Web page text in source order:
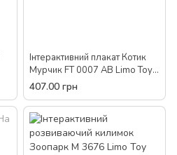
Інтерактивний плакат Котик
Мурчик FT 0007 AB Limo Toy
музичний дитячий
розвиваючий навчальний
іграшки для дітей
407.00 грн